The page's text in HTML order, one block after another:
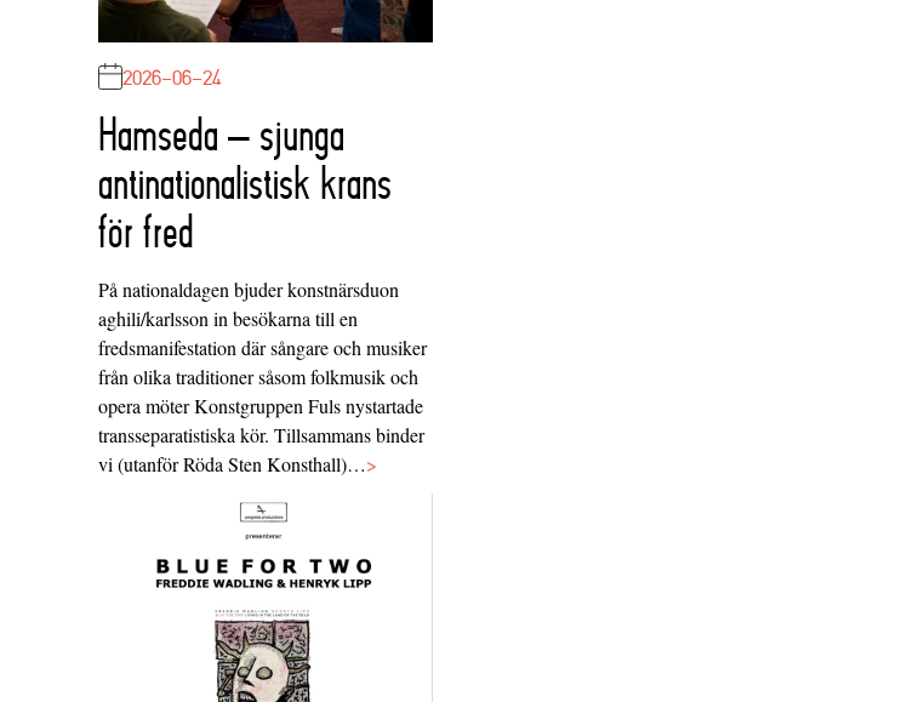
2026-06-24
Hamseda – sjunga
antinationalistisk krans
för fred
På nationaldagen bjuder konstnärsduon
aghili/karlsson in besökarna till en
fredsmanifestation där sångare och musiker
från olika traditioner såsom folkmusik och
opera möter Konstgruppen Fuls nystartade
transseparatistiska kör. Tillsammans binder
vi (utanför Röda Sten Konsthall)…>